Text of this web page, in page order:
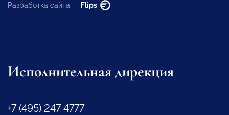
Разработка сайта — Flips
Исполнительная дирекция
+7 (495) 247 4777